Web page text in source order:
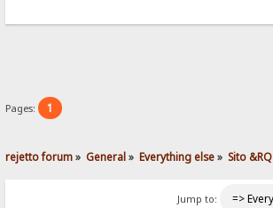
Pages: 1
rejetto forum» General» Everything else» Sito &RQ
Jump to: